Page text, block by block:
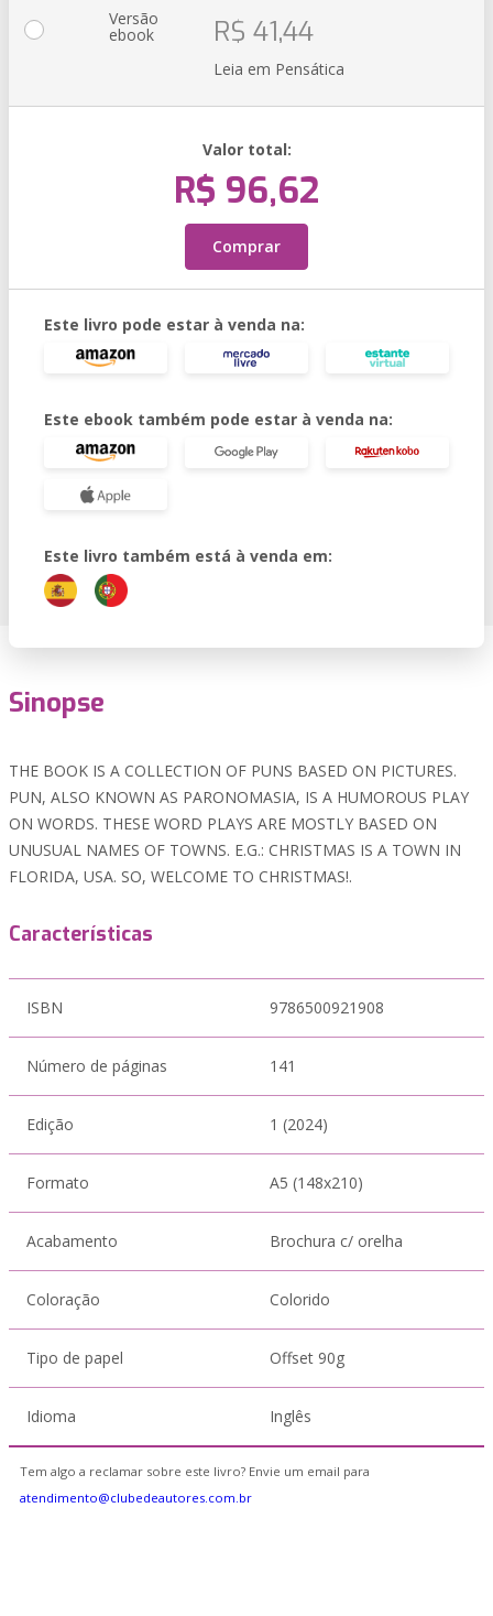
Versão
ebook R$ 41,44
Leia em Pensática
Valor total:
R$ 96,62
Comprar
Este livro pode estar à venda na:
Este ebook também pode estar à venda na:
Este livro também está à venda em:
Sinopse
THE BOOK IS A COLLECTION OF PUNS BASED ON PICTURES.
PUN, ALSO KNOWN AS PARONOMASIA, IS A HUMOROUS PLAY
ON WORDS. THESE WORD PLAYS ARE MOSTLY BASED ON
UNUSUAL NAMES OF TOWNS. E.G.: CHRISTMAS IS A TOWN IN
FLORIDA, USA. SO, WELCOME TO CHRISTMAS!.
Características
ISBN 9786500921908
Número de páginas 141
Edição 1 (2024)
Formato A5 (148x210)
Acabamento Brochura c/ orelha
Coloração Colorido
Tipo de papel Offset 90g
Idioma Inglês
Tem algo a reclamar sobre este livro? Envie um email para
atendimento@clubedeautores.com.br